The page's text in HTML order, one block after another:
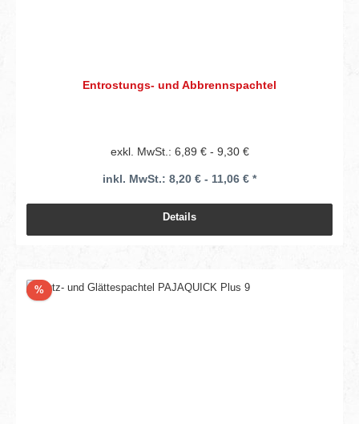
Entrostungs- und Abbrennspachtel
exkl. MwSt.: 6,89 € - 9,30 €
inkl. MwSt.: 8,20 € - 11,06 € *
Details
%Rabatt